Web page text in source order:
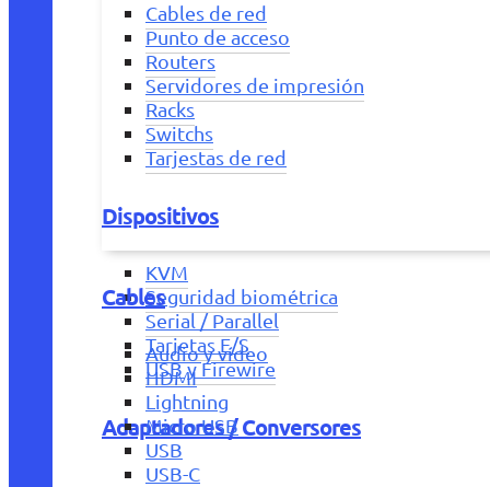
Cables de red
Punto de acceso
Routers
Servidores de impresión
Racks
Switchs
Tarjestas de red
Dispositivos
KVM
Seguridad biométrica
Serial / Parallel
Tarjetas E/S
USB y Firewire
Adaptadores / Conversores
Cables
Audio y vídeo
HDMI
Lightning
Micro USB
USB
USB-C